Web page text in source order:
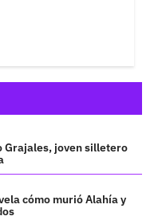
Grajales, joven silletero
cómo murió Alahía y